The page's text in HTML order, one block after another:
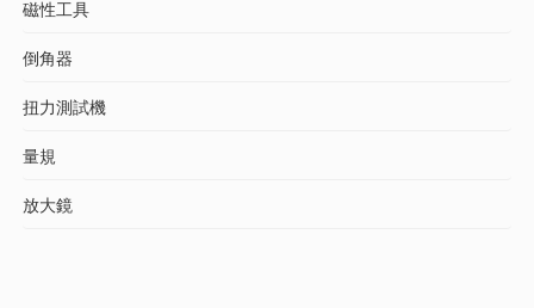
磁性工具
倒角器
扭力測試機
量規
放大鏡